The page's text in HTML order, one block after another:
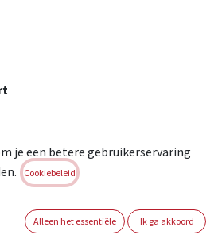
je een betere gebruikerservaring
Cookiebeleid
Alleen het essentiële Ik ga akkoord